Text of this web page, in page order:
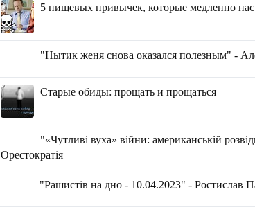
5 пищевых привычек, которые медленно
"Нытик женя снова оказался полезным" -
Старые обиды: прощать и прощаться
"«Чутливі вуха» війни: американській
Орестократія
"Рашистів на дно - 10.04.2023" - Ростислав